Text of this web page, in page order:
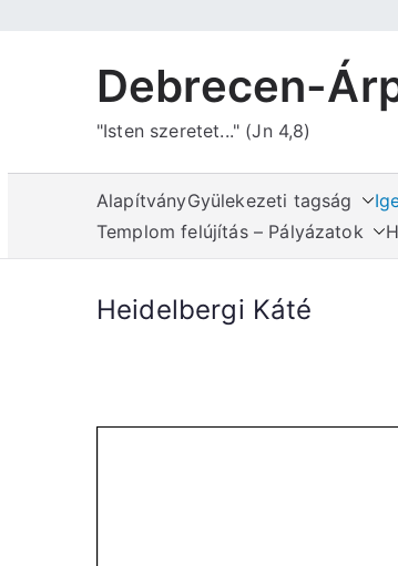
Debrecen-
"Isten szeretet..." (Jn 4,8)
AlapítványGyülekezeti tagság
Templom felújítás – Pályázatok
Heidelbergi Káté